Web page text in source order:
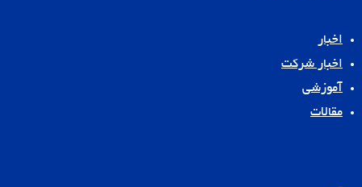
اخبار
اخبار شرکت
آموزشی
مقالات